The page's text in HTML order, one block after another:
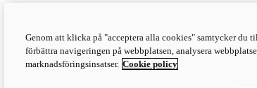
Genom att klicka på "acceptera alla cookies" samtycker du
förbättra navigeringen på webbplatsen, analysera
marknadsföringsinsatser. Cookie policy